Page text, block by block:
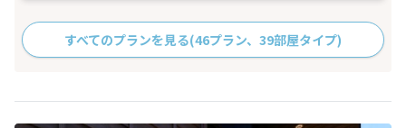
すべてのプランを見る(46プラン、39部屋タイプ)